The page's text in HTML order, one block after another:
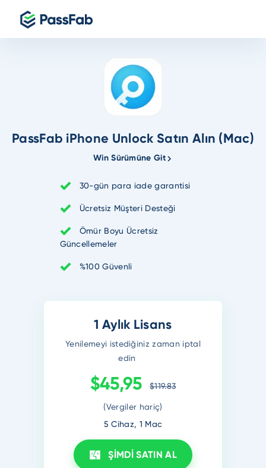
PassFab iPhone Unlock Satın Alın (Mac)
Win Sürümüne Git
30-gün para iade garantisi
Ücretsiz Müşteri Desteği
Ömür Boyu Ücretsiz
Güncellemeler
%100 Güvenli
1 Aylık Lisans
Yenilemeyi istediğiniz zaman iptal
edin
$45,95 $119.83
(Vergiler hariç)
5 Cihaz, 1 Mac
ŞİMDİ SATIN AL